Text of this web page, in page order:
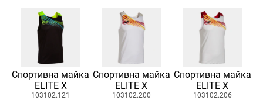
Спортивна майка
ELITE X
103102.121
Спортивна майка
ELITE X
103102.200
Спортивна майка
ELITE X
103102.206